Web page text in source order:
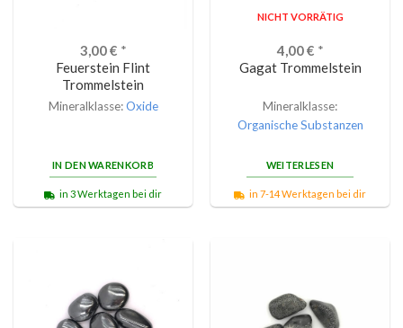
3,00€ *
Feuerstein Flint
Trommelstein
Mineralklasse:Oxide
IN DEN WARENKORB
in 3 Werktagen bei dir
NICHT VORRÄTIG
4,00€ *
Gagat Trommelstein
Mineralklasse:
Organische Substanzen
WEITERLESEN
in 7-14 Werktagen bei dir